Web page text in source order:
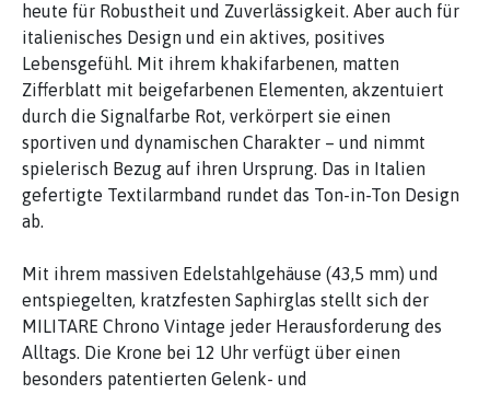
heute für Robustheit und Zuverlässigkeit. Aber auch für
italienisches Design und ein aktives, positives
Lebensgefühl. Mit ihrem khakifarbenen, matten
Zifferblatt mit beigefarbenen Elementen, akzentuiert
durch die Signalfarbe Rot, verkörpert sie einen
sportiven und dynamischen Charakter – und nimmt
spielerisch Bezug auf ihren Ursprung. Das in Italien
gefertigte Textilarmband rundet das Ton-in-Ton Design
ab.
Mit ihrem massiven Edelstahlgehäuse (43,5 mm) und
entspiegelten, kratzfesten Saphirglas stellt sich der
MILITARE Chrono Vintage jeder Herausforderung des
Alltags. Die Krone bei 12 Uhr verfügt über einen
besonders patentierten Gelenk- und